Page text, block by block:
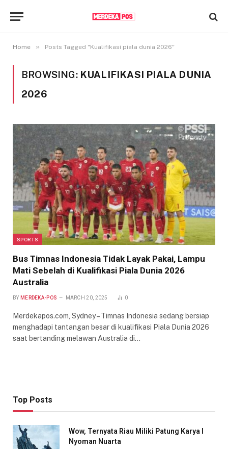
Home » Posts Tagged "Kualifikasi piala dunia 2026"
BROWSING: KUALIFIKASI PIALA DUNIA
2026
SPORTS
Bus Timnas Indonesia Tidak Layak Pakai, Lampu
Mati Sebelah di Kualifikasi Piala Dunia 2026
Australia
BY MERDEKA-POS MARCH 20, 2025 0
Merdekapos.com, Sydney – Timnas Indonesia sedang bersiap
menghadapi tantangan besar di kualifikasi Piala Dunia 2026
saat bertanding melawan Australia di…
Top Posts
Wow, Ternyata Riau Miliki Patung Karya I
Nyoman Nuarta